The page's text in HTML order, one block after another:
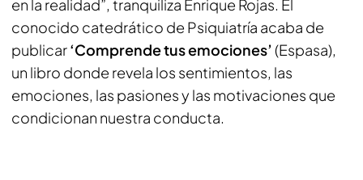
en la realidad”, tranquiliza Enrique Rojas. El
conocido catedrático de Psiquiatría acaba de
publicar‘Comprende tus emociones’(Espasa),
un libro donde revela los sentimientos, las
emociones, las pasiones y las motivaciones que
condicionan nuestra conducta.